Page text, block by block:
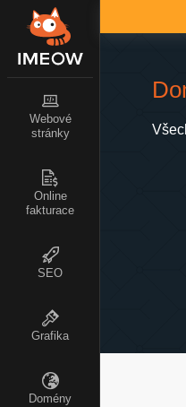
Webové
stránky
Online
fakturace
SEO
Grafika
Domény